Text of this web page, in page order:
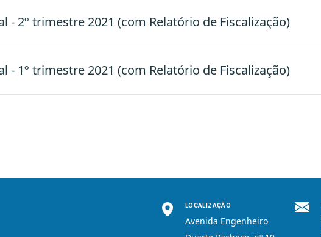
- 2º trimestre 2021 (com Relatório de Fiscalização)
- 1º trimestre 2021 (com Relatório de Fiscalização)
LOCALIZAÇÃO
Avenida Engenheiro